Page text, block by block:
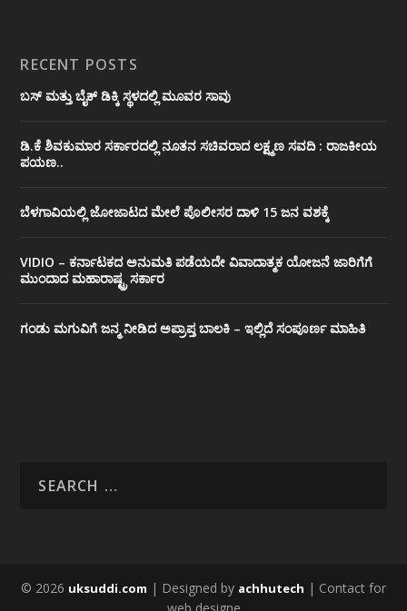
RECENT POSTS
ಬಸ್ ಮತ್ತು ಬೈಕ್ ಡಿಕ್ಕಿ ಸ್ಥಳದಲ್ಲಿ ಮೂವರ ಸಾವು
ಡಿ.ಕೆ ಶಿವಕುಮಾರ ಸರ್ಕಾರದಲ್ಲಿ ನೂತನ ಸಚಿವರಾದ ಲಕ್ಷ್ಮಣ ಸವದಿ : ರಾಜಕೀಯ
ಪಯಣ..
ಬೆಳಗಾವಿಯಲ್ಲಿ ಜೋಜಾಟದ ಮೇಲೆ ಪೊಲೀಸರ ದಾಳಿ 15 ಜನ ವಶಕ್ಕೆ
VIDIO – ಕರ್ನಾಟಕದ ಅನುಮತಿ ಪಡೆಯದೇ ವಿವಾದಾತ್ಮಕ ಯೋಜನೆ ಜಾರಿಗೆಗೆ
ಮುಂದಾದ ಮಹಾರಾಷ್ಟ್ರ ಸರ್ಕಾರ
ಗಂಡು ಮಗುವಿಗೆ ಜನ್ಮ ನೀಡಿದ ಅಪ್ರಾಪ್ತ ಬಾಲಕಿ – ಇಲ್ಲಿದೆ ಸಂಪೂರ್ಣ ಮಾಹಿತಿ
© 2026 uksuddi.com | Designed by achhutech | Contact for